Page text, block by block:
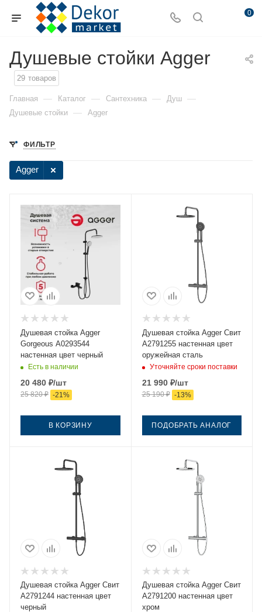
0
Душевые стойки Agger
29 товаров
Главная — Каталог — Сантехника — Душ —
Душевые стойки — Agger
ФИЛЬТР
Agger
Душевая стойка Agger
Gorgeous A0293544
настенная цвет черный
Есть в наличии
20 480 ₽/шт
25 820₽ -21 %
В КОРЗИНУ
Душевая стойка Agger Свит
A2791255 настенная цвет
оружейная сталь
Уточняйте сроки поставки
21 990₽/шт
25 190₽ -13%
ПОДОБРАТЬ АНАЛОГ
Душевая стойка Agger Свит
A2791244 настенная цвет
черный
Душевая стойка Agger Свит
A2791200 настенная цвет
хром